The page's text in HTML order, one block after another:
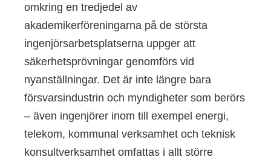
omkring en tredjedel av
akademikerföreningarna på de största
ingenjörsarbetsplatserna uppger att
säkerhetsprövningar genomförs vid
nyanställningar. Det är inte längre bara
försvarsindustrin och myndigheter som berörs
– även ingenjörer inom till exempel energi,
telekom, kommunal verksamhet och teknisk
konsultverksamhet omfattas i allt större